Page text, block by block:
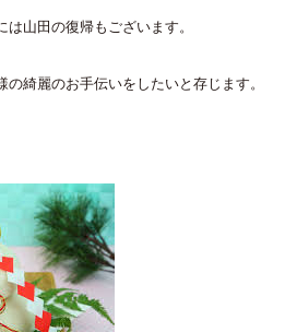
山田の復帰もございます。
綺麗のお手伝いをしたいと存じます。